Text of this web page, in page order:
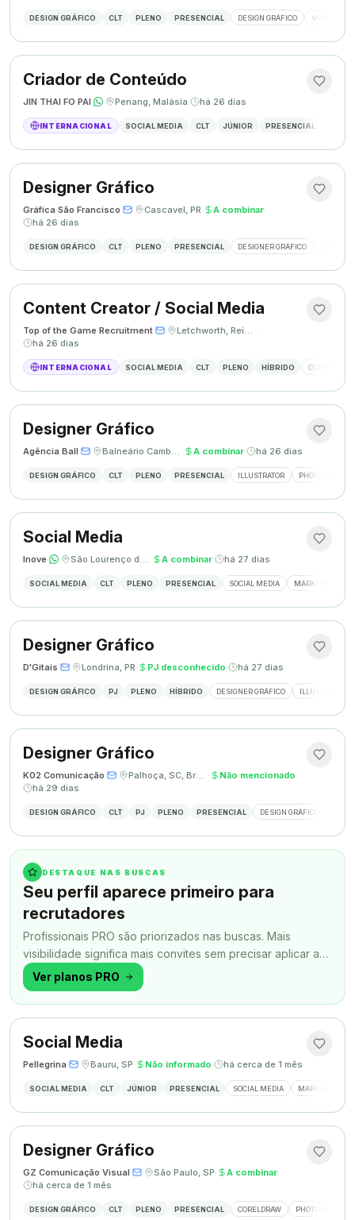
DESIGN GRÁFICO CLT PLENO PRESENCIAL DESIGN GRÁFICO VAGA
Criador de Conteúdo
JIN THAI FO PAI· · Penang, Malásia· há 26 dias
INTERNACIONAL SOCIAL MEDIA CLT JÚNIOR PRESENCIAL
Designer Gráfico
Gráfica São Francisco· · Cascavel, PR· A combinar·
há 26 dias
DESIGN GRÁFICO CLT PLENO PRESENCIAL DESIGNER GRÁFICO
Content Creator / Social Media
Top of the Game Recruitment· · Letchworth, Reino Unido ·
há 26 dias
INTERNACIONAL SOCIAL MEDIA CLT PLENO HÍBRIDO CONTENT
Designer Gráfico
Agência Ball· · Balneário Camboriú, SC · A combinar· há 26 dias
DESIGN GRÁFICO CLT PLENO PRESENCIAL ILLUSTRATOR PHOTOSHOP
Social Media
Inove· · São Lourenço do Oeste, SC · A combinar· há 27 dias
SOCIAL MEDIA CLT PLENO PRESENCIAL SOCIAL MEDIA MARKETING
Designer Gráfico
D'Gitais· · Londrina, PR· PJ desconhecido· há 27 dias
DESIGN GRÁFICO PJ PLENO HÍBRIDO DESIGNER GRÁFICO ILLUSTRATOR
Designer Gráfico
K02 Comunicação· · Palhoça, SC, Brasil · Não mencionado·
há 29 dias
DESIGN GRÁFICO CLT PJ PLENO PRESENCIAL DESIGN GRÁFICO
DESTAQUE NAS BUSCAS
Seu perfil aparece primeiro para
recrutadores
Profissionais PRO são priorizados nas buscas. Mais
visibilidade significa mais convites sem precisar aplicar a
todo momento.
Ver planos PRO
Social Media
Pellegrina· · Bauru, SP· Não informado· há cerca de 1 mês
SOCIAL MEDIA CLT JÚNIOR PRESENCIAL SOCIAL MEDIA MARKETING
Designer Gráfico
GZ Comunicação Visual· · São Paulo, SP· A combinar·
há cerca de 1 mês
DESIGN GRÁFICO CLT PLENO PRESENCIAL CORELDRAW PHOTOSHOP